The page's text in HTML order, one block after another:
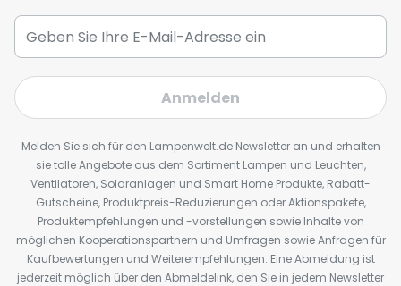
Anmelden
Melden Sie sich für den Lampenwelt.de Newsletter an und erhalten
sie tolle Angebote aus dem Sortiment Lampen und Leuchten,
Ventilatoren, Solaranlagen und Smart Home Produkte, Rabatt-
Gutscheine, Produktpreis-Reduzierungen oder Aktionspakete,
Produktempfehlungen und -vorstellungen sowie Inhalte von
möglichen Kooperationspartnern und Umfragen sowie Anfragen für
Kaufbewertungen und Weiterempfehlungen. Eine Abmeldung ist
jederzeit möglich über den Abmeldelink, den Sie in jedem Newsletter